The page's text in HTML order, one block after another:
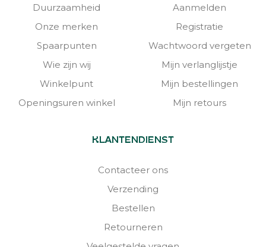
Duurzaamheid
Onze merken
Spaarpunten
Wie zijn wij
Winkelpunt
Openingsuren winkel
Aanmelden
Registratie
Wachtwoord vergeten
Mijn verlanglijstje
Mijn bestellingen
Mijn retours
KLANTENDIENST
Contacteer ons
Verzending
Bestellen
Retourneren